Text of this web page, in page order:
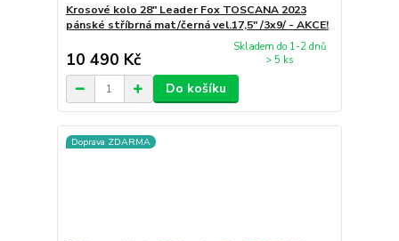
Krosové kolo 28" Leader Fox TOSCANA 2023
pánské stříbrná mat/černá vel.17,5" /3x9/ - AKCE!
10 490 Kč
Skladem do 1-2 dnů
> 5 ks
Do košíku
Doprava ZDARMA